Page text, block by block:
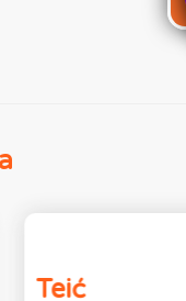
Teić